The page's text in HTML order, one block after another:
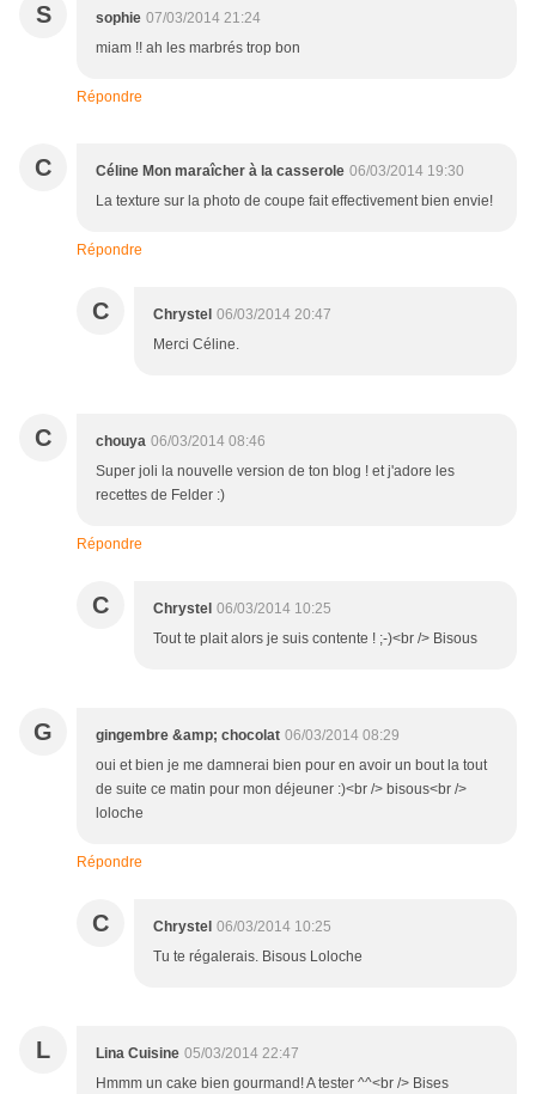
S sophie 07/03/2014 21:24
miam !! ah les marbrés trop bon
Répondre
C Céline Mon maraîcher à la casserole 06/03/2014 19:30
La texture sur la photo de coupe fait effectivement bien envie!
Répondre
C Chrystel 06/03/2014 20:47
Merci Céline.
C chouya 06/03/2014 08:46
Super joli la nouvelle version de ton blog ! et j'adore les
recettes de Felder :)
Répondre
C Chrystel 06/03/2014 10:25
Tout te plait alors je suis contente ! ;-)<br /> Bisous
G gingembre &amp; chocolat 06/03/2014 08:29
oui et bien je me damnerai bien pour en avoir un bout la tout
de suite ce matin pour mon déjeuner :)<br /> bisous<br />
loloche
Répondre
C Chrystel 06/03/2014 10:25
Tu te régalerais. Bisous Loloche
L Lina Cuisine 05/03/2014 22:47
Hmmm un cake bien gourmand! A tester ^^<br /> Bises